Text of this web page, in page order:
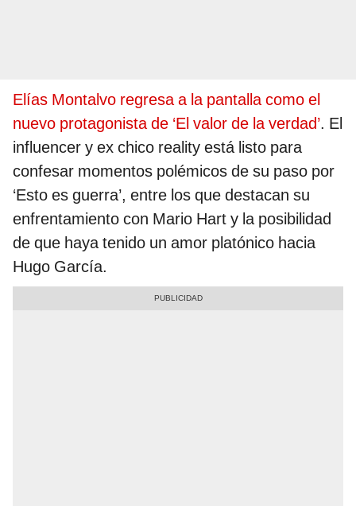
Elías Montalvo regresa a la pantalla como el
nuevo protagonista de ‘El valor de la verdad’. El
influencer y ex chico reality está listo para
confesar momentos polémicos de su paso por
‘Esto es guerra’, entre los que destacan su
enfrentamiento con Mario Hart y la posibilidad
de que haya tenido un amor platónico hacia
Hugo García.